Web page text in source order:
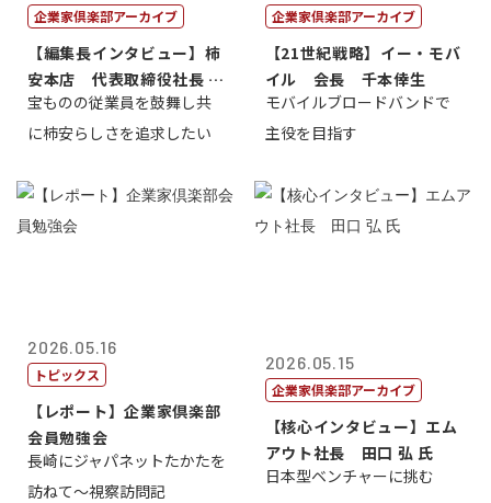
企業家倶楽部アーカイブ
【編集長インタビュー】柿
安本店 代表取締役社長 赤
塚保正
宝ものの従業員を鼓舞し共
に柿安らしさを追求したい
企業家倶楽部アーカイブ
【21世紀戦略】イー・モバ
イル 会長 千本倖生
モバイルブロードバンドで
主役を目指す
2026.05.16
トピックス
【レポート】企業家倶楽部
会員勉強会
長崎にジャパネットたかたを
訪ねて～視察訪問記
2026.05.15
企業家倶楽部アーカイブ
【核心インタビュー】エム
アウト社長 田口 弘 氏
日本型ベンチャーに挑む